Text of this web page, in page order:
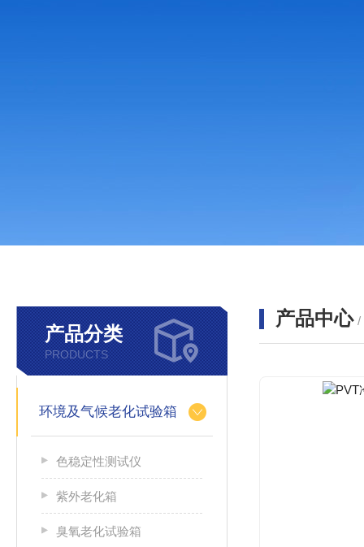
产品分类
PRODUCTS
环境及气候老化试验箱
色稳定性测试仪
紫外老化箱
臭氧老化试验箱
产品中心 /